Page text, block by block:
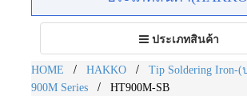
Toggle
navigation
ประเภทสินค้า
HOME / HAKKO / Tip Soldering Iron-
900M Series / HT900M-SB